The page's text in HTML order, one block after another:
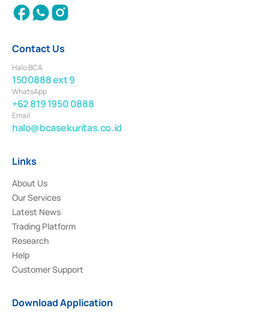
Contact Us
Halo BCA
1500888 ext 9
WhatsApp
+62 819 1950 0888
Email
halo@bcasekuritas.co.id
Links
About Us
Our Services
Latest News
Trading Platform
Research
Help
Customer Support
Download Application